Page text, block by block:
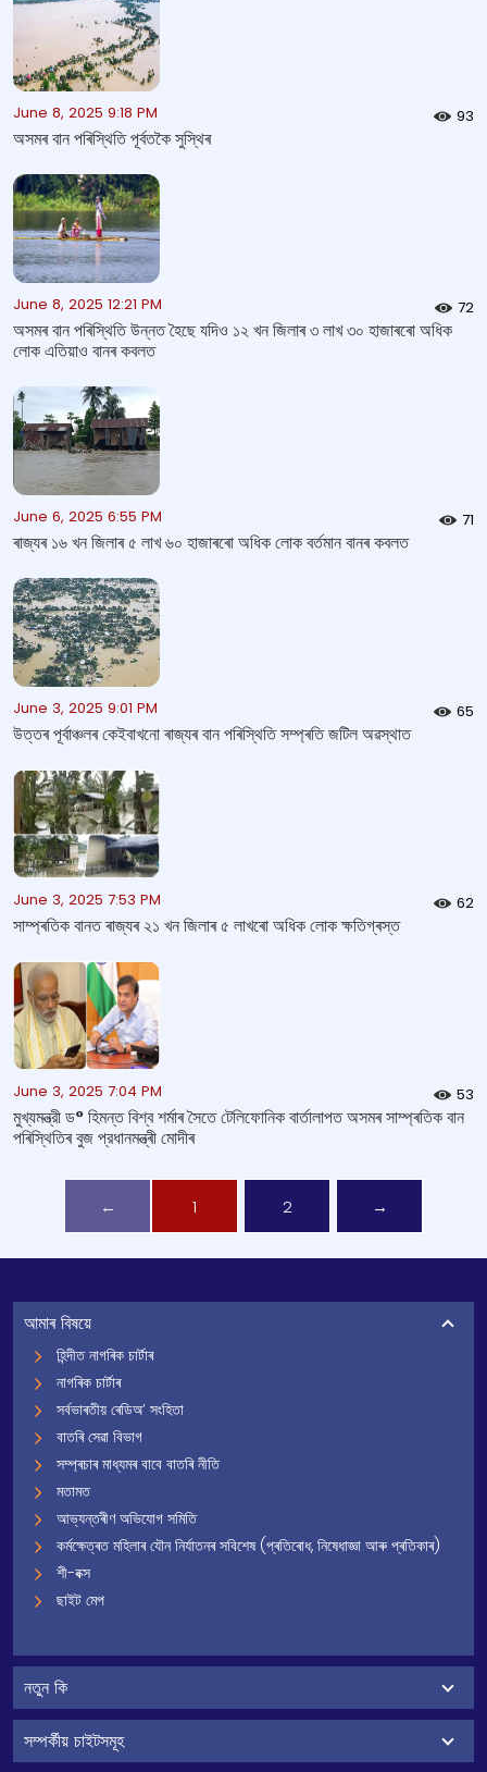
June 8, 2025 9:18 PM 93
অসমৰ বান পৰিস্থিতি পূৰ্বতকৈ সুস্থিৰ
June 8, 2025 12:21 PM 72
অসমৰ বান পৰিস্থিতি উন্নত হৈছে যদিও ১২ খন জিলাৰ ৩ লাখ ৩০ হাজাৰৰো অধিক
লোক এতিয়াও বানৰ কবলত
June 6, 2025 6:55 PM 71
ৰাজ্যৰ ১৬ খন জিলাৰ ৫ লাখ ৬০ হাজাৰৰো অধিক লোক বৰ্তমান বানৰ কবলত
June 3, 2025 9:01 PM 65
উত্তৰ পূৰ্বাঞ্চলৰ কেইবাখনো ৰাজ্যৰ বান পৰিস্থিতি সম্প্ৰতি জটিল অৱস্থাত
June 3, 2025 7:53 PM 62
সাম্প্ৰতিক বানত ৰাজ্যৰ ২১ খন জিলাৰ ৫ লাখৰো অধিক লোক ক্ষতিগ্ৰস্ত
June 3, 2025 7:04 PM 53
মুখ্যমন্ত্রী ড° হিমন্ত বিশ্ব শৰ্মাৰ সৈতে টেলিফোনিক বাৰ্তালাপত অসমৰ সাম্প্ৰতিক বান
পৰিস্থিতিৰ বুজ প্রধানমন্ত্ৰী মোদীৰ
← 1 2 →
আমাৰ বিষয়ে
হিন্দীত নাগৰিক চাৰ্টাৰ
নাগৰিক চাৰ্টাৰ
সৰ্বভাৰতীয় ৰেডিঅ’ সংহিতা
বাতৰি সেৱা বিভাগ
সম্প্ৰচাৰ মাধ্যমৰ বাবে বাতৰি নীতি
মতামত
আভ্যন্তৰীণ অভিযোগ সমিতি
কৰ্মক্ষেত্ৰত মহিলাৰ যৌন নিৰ্যাতনৰ সবিশেষ (প্ৰতিৰোধ, নিষেধাজ্ঞা আৰু প্ৰতিকাৰ)
শী-বক্স
ছাইট মেপ
নতুন কি
সম্পৰ্কীয় চাইটসমূহ